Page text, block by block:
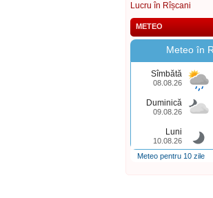
Lucru în Rîșcani
METEO
Meteo în
Sîmbătă
08.08.26
Duminică
09.08.26
Luni
10.08.26
Meteo pentru 10 zile